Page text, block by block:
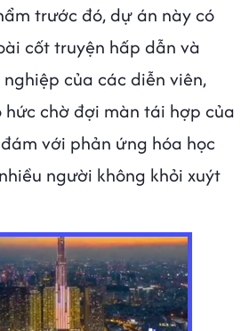
trước đó, dự án này có
cốt truyện hấp dẫn và
của các diễn viên,
hức chờ đợi màn tái hợp của
với phản ứng hóa học
người không khỏi xuýt